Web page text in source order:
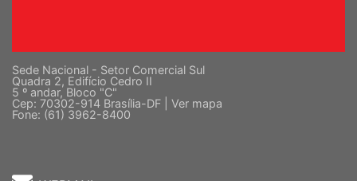
Sede Nacional - Setor Comercial Sul
Quadra 2, Edifício Cedro II
5 º andar, Bloco "C"
Cep: 70302-914 Brasília-DF | Ver mapa
Fone: (61) 3962-8400